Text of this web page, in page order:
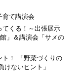
育て講演会
てくる！～出張展示
」＆講演会「サメの
ト！ 「野菜づくりの
けないヒント」